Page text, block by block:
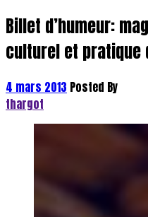
Billet d’humeur:
culturel et
4 mars 2013 Posted By
thargot